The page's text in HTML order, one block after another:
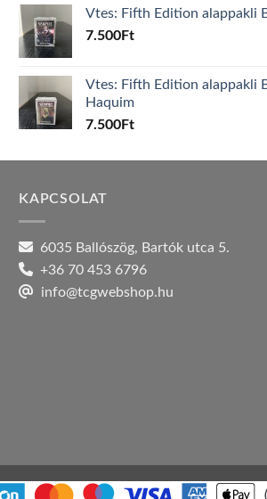
Vtes: Fifth Edition alappakli
7.500Ft
Vtes: Fifth Edition alappakli
Haquim
7.500Ft
KAPCSOLAT
6035 Ballószög, Bartók utca 5.
+36 70 453 6796
info@tcgwebshop.hu